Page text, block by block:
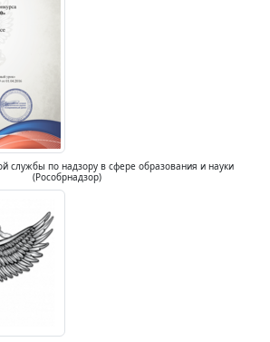
службы по надзору в сфере образования и науки
(Рособрнадзор)